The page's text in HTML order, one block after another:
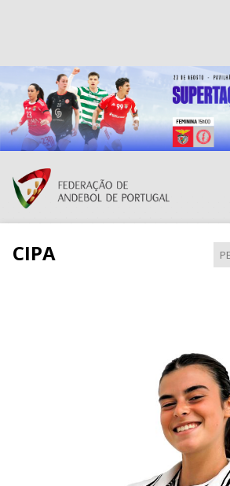
Resultados Andebol
Federação de Andebol de Portugal
Grátis - Disponivel na Play Store
CIPA